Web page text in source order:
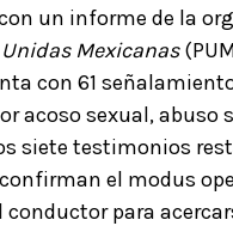
un informe de la
Mexicanas
con 61
acoso sexual, abuso
siete testimonios
el modus
conductor para